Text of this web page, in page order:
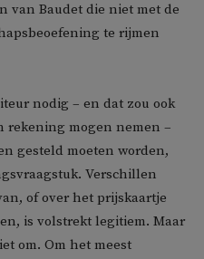
van Baudet die niet met de
te rijmen
nodig – en dat zou ook
rekening mogen nemen –
gesteld moeten worden,
Verschillen
of over het prijskaartje
is volstrekt legitiem. Maar
om. Om het meest